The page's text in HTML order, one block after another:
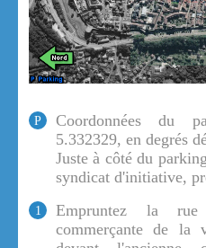
P
Coordonnées du
5.332329, en degrés
Juste à côté du
syndicat d'initiative,
1
Empruntez la
commerçante de la